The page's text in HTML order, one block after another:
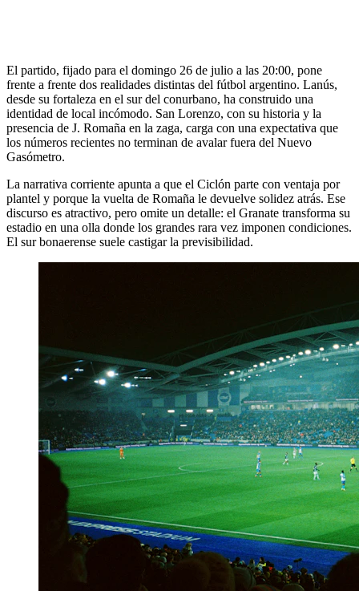
El partido, fijado para el domingo 26 de julio a las 20:00, pone
frente a frente dos realidades distintas del fútbol argentino. Lanús,
desde su fortaleza en el sur del conurbano, ha construido una
identidad de local incómodo. San Lorenzo, con su historia y la
presencia de J. Romaña en la zaga, carga con una expectativa que
los números recientes no terminan de avalar fuera del Nuevo
Gasómetro.
La narrativa corriente apunta a que el Ciclón parte con ventaja por
plantel y porque la vuelta de Romaña le devuelve solidez atrás. Ese
discurso es atractivo, pero omite un detalle: el Granate transforma su
estadio en una olla donde los grandes rara vez imponen condiciones.
El sur bonaerense suele castigar la previsibilidad.